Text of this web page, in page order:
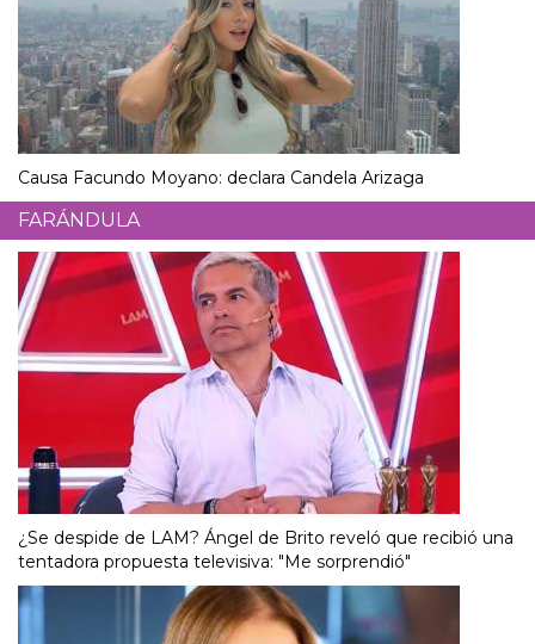
Causa Facundo Moyano: declara Candela Arizaga
FARÁNDULA
¿Se despide de LAM? Ángel de Brito reveló que recibió una
tentadora propuesta televisiva: "Me sorprendió"